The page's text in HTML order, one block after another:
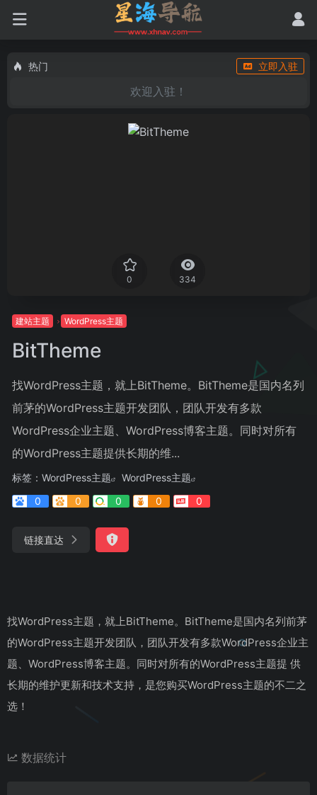
热门 立即入驻
欢迎入驻！
0 334
建站主题 WordPress主题
BitTheme
找WordPress主题，就上BitTheme。BitTheme是国内名列
前茅的WordPress主题开发团队，团队开发有多款
WordPress企业主题、WordPress博客主题。同时对所有
的WordPress主题提供长期的维...
标签： WordPress主题
WordPress主题
0
0 0 0 0
链接直达
找WordPress主题，就上BitTheme。BitTheme是国内名列前茅
的WordPress主题开发团队，团队开发有多款WordPress企业主
题、WordPress博客主题。同时对所有的WordPress主题提 供
长期的维护更新和技术支持，是您购买WordPress主题的不二之
选！
数据统计